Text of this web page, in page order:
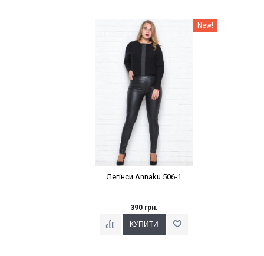
Наклейки Варіант з % New!
Легінси Annaku 506-1
390 грн.